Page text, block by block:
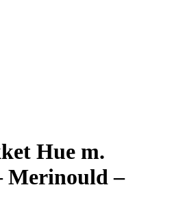
Hue m.
Merinould –